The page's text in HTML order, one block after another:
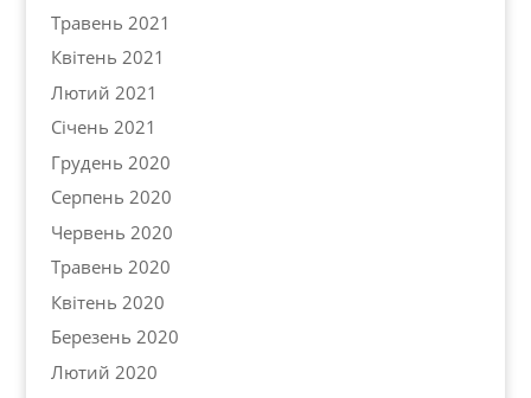
Травень 2021
Квітень 2021
Лютий 2021
Січень 2021
Грудень 2020
Серпень 2020
Червень 2020
Травень 2020
Квітень 2020
Березень 2020
Лютий 2020